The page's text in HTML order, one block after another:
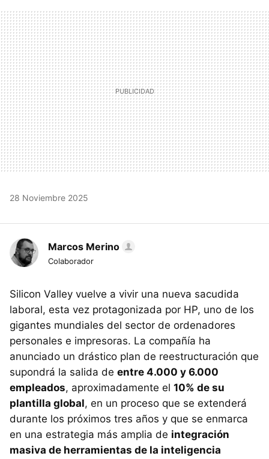
MAIL
28 Noviembre 2025
Marcos Merino
Colaborador
Silicon Valley vuelve a vivir una nueva sacudida
laboral, esta vez protagonizada por HP, uno de los
gigantes mundiales del sector de ordenadores
personales e impresoras. La compañía ha
anunciado un drástico plan de reestructuración que
supondrá la salida de entre 4.000 y 6.000
empleados, aproximadamente el 10% de su
plantilla global, en un proceso que se extenderá
durante los próximos tres años y que se enmarca
en una estrategia más amplia de integración
masiva de herramientas de la inteligencia